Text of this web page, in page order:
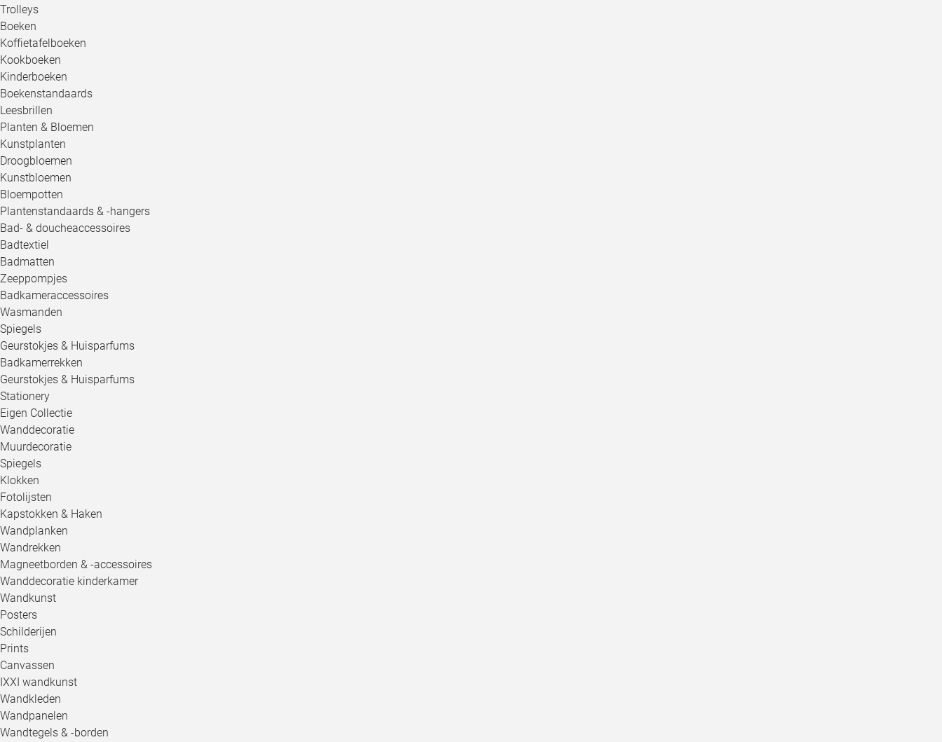
Trolleys
Boeken
Koffietafelboeken
Kookboeken
Kinderboeken
Boekenstandaards
Leesbrillen
Planten & Bloemen
Kunstplanten
Droogbloemen
Kunstbloemen
Bloempotten
Plantenstandaards & -hangers
Bad- & doucheaccessoires
Badtextiel
Badmatten
Zeeppompjes
Badkameraccessoires
Wasmanden
Spiegels
Geurstokjes & Huisparfums
Badkamerrekken
Geurstokjes & Huisparfums
Stationery
Eigen Collectie
Wanddecoratie
Muurdecoratie
Spiegels
Klokken
Fotolijsten
Kapstokken & Haken
Wandplanken
Wandrekken
Magneetborden & -accessoires
Wanddecoratie kinderkamer
Wandkunst
Posters
Schilderijen
Prints
Canvassen
IXXI wandkunst
Wandkleden
Wandpanelen
Wandtegels & -borden